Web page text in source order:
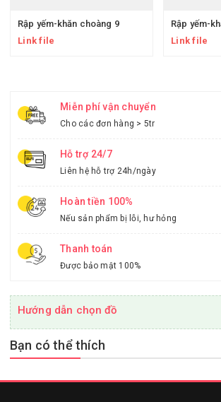
Rập yếm-khăn choàng 9
Link file
Rập yếm-
Link file
Miễn phí vận chuyển
Cho các đơn hàng > 5tr
Hỗ trợ 24/7
Liên hệ hỗ trợ 24h/ngày
Hoàn tiền 100%
Nếu sản phẩm bị lỗi, hư hỏng
Thanh toán
Được bảo mật 100%
Hướng dẫn chọn đồ
Bạn có thể thích